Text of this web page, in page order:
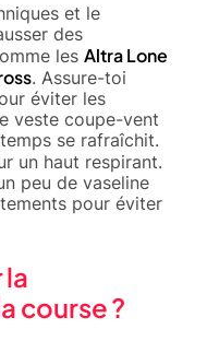
et le
des
les Altra Lone
. Assure-toi
éviter les
veste coupe-vent
se rafraîchit.
un haut respirant.
peu de vaseline
pour éviter
course ?